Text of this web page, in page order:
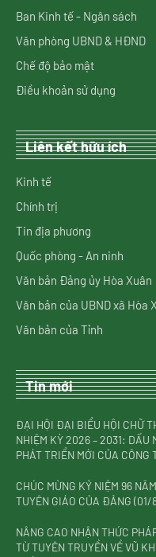
Ban Kinh tế - Ngân sách
Văn phòng UBND & HĐND
Chế độ bảo mật
Điều khoản sử dụng
Liên kết hữu ích
Kinh tế
Chính trị
Tin địa phương
Quốc phòng - An ninh
Văn bản Đảng ủy Hòa Xuân
Văn bản của UBND xã Hòa
Văn bản của Tỉnh
Tin mới
ĐẠI HỘI ĐẠI BIỂU HỘI CHỮ
NHIỆM KỲ 2026 – 2031: DẤU
PHÁT TRIỂN MỚI CỦA CÔNG
CHÚC MỪNG KỶ NIỆM 96
TUYÊN GIÁO CỦA ĐẢNG
NÂNG CAO NHẬN THỨC
TỪ TUYÊN TRUYỀN VỀ VŨ